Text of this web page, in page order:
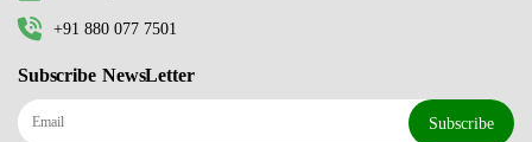
+91 880 077 7501
Subscribe NewsLetter
Subscribe